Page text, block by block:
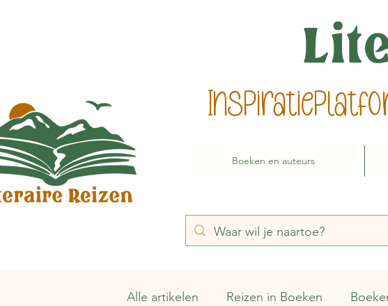
Boeken en auteurs
Alle artikelen Reizen in Boeken